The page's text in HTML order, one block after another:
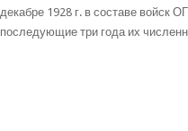
декабре 1928 г. в составе войск
последующие три года их